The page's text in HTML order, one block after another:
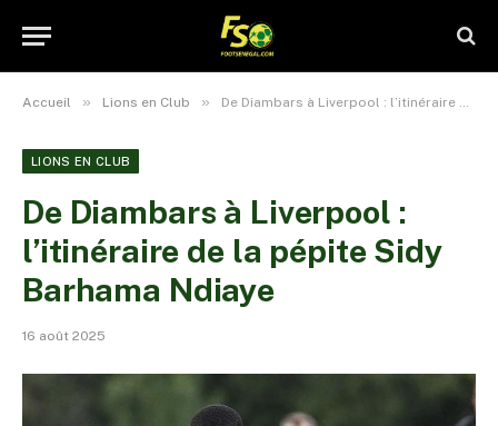
Accueil » Lions en Club » De Diambars à Liverpool : l’itinéraire de la pépite Sidy Barhama Ndiaye
LIONS EN CLUB
De Diambars à Liverpool :
l’itinéraire de la pépite Sidy
Barhama Ndiaye
16 août 2025